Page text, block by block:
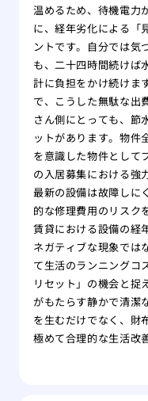
温めるため、待機電力
に、経年劣化による「
ントです。自分では気
も、二十四時間続けば
計に負担をかけ続けま
で、こうした無駄な出
さん側にとっても、節
ットがあります。物件
を意識した物件として
の入居募集における強
最新の設備は故障しに
的な修理費用のリスク
賃貸における設備の経
ネガティブな現象では
て生活のランニングコ
リセット」の機会と捉
がもたらす静かで清潔
を生むだけでなく、財
極めて合理的な生活改